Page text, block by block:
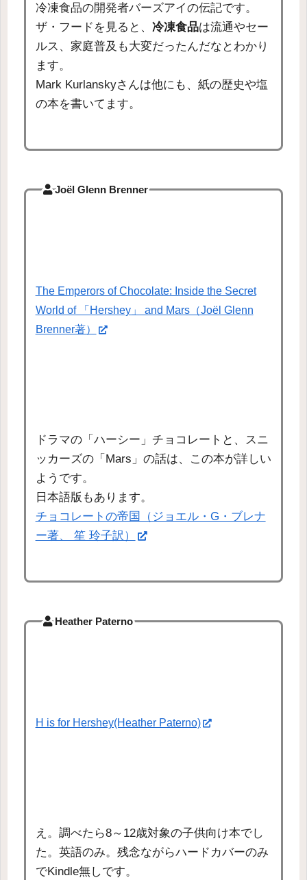
冷凍食品の開発者バーズアイの伝記です。
ザ・フードを見ると、 冷凍食品は流通やセー
ルス、家庭普及も大変だったんだなとわかり
ます。
Mark Kurlanskyさんは他にも、紙の歴史や塩
の本を書いてます。
Joël Glenn Brenner
The Emperors of Chocolate: Inside the Secret
World of 「Hershey」 and Mars（Joël Glenn
Brenner著）
ドラマの「ハーシー」チョコレートと、スニ
ッカーズの「Mars」の話は、この本が詳しい
ようです。
日本語版もあります。
チョコレートの帝国（ジョエル・G・ブレナ
ー著、 笙 玲子訳）
Heather Paterno
H is for Hershey(Heather Paterno)
え。調べたら8～12歳対象の子供向け本でし
た。英語のみ。残念ながらハードカバーのみ
でKindle無しです。